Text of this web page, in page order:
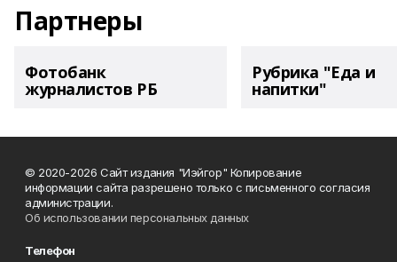
Партнеры
Фотобанк
журналистов РБ
Рубрика "Еда и
напитки"
© 2020-2026 Сайт издания "Иэйгор" Копирование
информации сайта разрешено только с письменного согласия
администрации.
Об использовании персональных данных
Телефон